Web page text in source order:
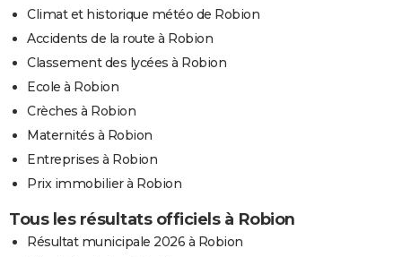
Climat et historique météo de Robion
Accidents de la route à Robion
Classement des lycées à Robion
Ecole à Robion
Crèches à Robion
Maternités à Robion
Entreprises à Robion
Prix immobilier à Robion
Tous les résultats officiels à Robion
Résultat municipale 2026 à Robion